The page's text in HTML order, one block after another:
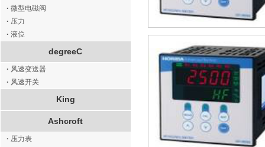
· 微型电磁阀
· 压力
· 液位
degreeC
· 风速变送器
· 风速开关
King
Ashcroft
· 压力表